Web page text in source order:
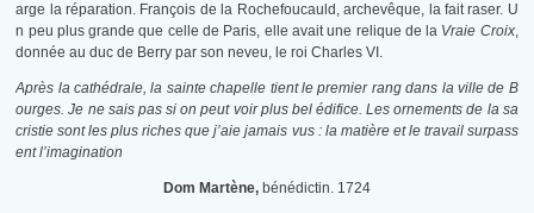
arge la réparation. François de la Rochefoucauld, archevêque, la fait raser. U
n peu plus grande que celle de Paris, elle avait une relique de la Vraie Croix,
donnée au duc de Berry par son neveu, le roi Charles VI.
Après la cathédrale, la sainte chapelle tient le premier rang dans la ville de B
ourges. Je ne sais pas si on peut voir plus bel édifice. Les ornements de la sa
cristie sont les plus riches que j’aie jamais vus : la matière et le travail surpass
ent l’imagination
Dom Martène, bénédictin. 1724